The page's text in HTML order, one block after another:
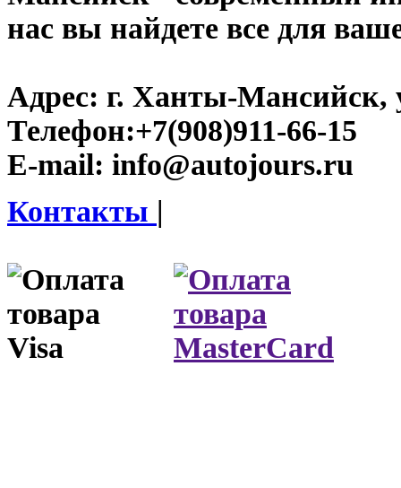
нас вы найдете все для
Адрес: г. Ханты-Мансийск,
Телефон:+7(908)911-66-15
E-mail: info@autojours.ru
Контакты |